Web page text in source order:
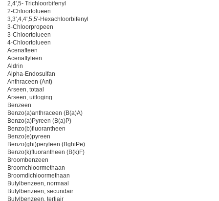
2,4',5- Trichloorbifenyl
2-Chloortolueen
3,3',4,4',5,5'-Hexachloorbifenyl
3-Chloorpropeen
3-Chloortolueen
4-Chloortolueen
Acenafteen
Acenaftyleen
Aldrin
Alpha-Endosulfan
Anthraceen (Ant)
Arseen, totaal
Arseen, uitloging
Benzeen
Benzo(a)anthraceen (B(a)A)
Benzo(a)Pyreen (B(a)P)
Benzo(b)fluorantheen
Benzo(e)pyreen
Benzo(ghi)peryleen (BghiPe)
Benzo(k)fluorantheen (B(k)F)
Broombenzeen
Broomchloormethaan
Broomdichloormethaan
Butylbenzeen, normaal
Butylbenzeen, secundair
Butylbenzeen, tertiair